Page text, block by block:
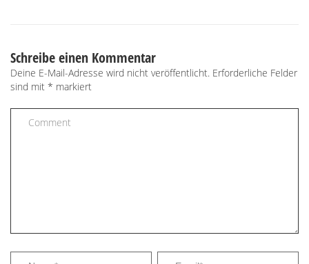
Schreibe einen Kommentar
Deine E-Mail-Adresse wird nicht veröffentlicht. Erforderliche Felder
sind mit * markiert